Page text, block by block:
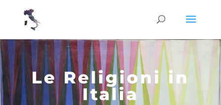
Le Religioni in
Italia